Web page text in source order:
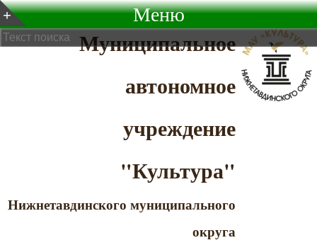
Муниципальное
автономное
учреждение
"Культура"
Нижнетавдинского муниципального
округа
Меню